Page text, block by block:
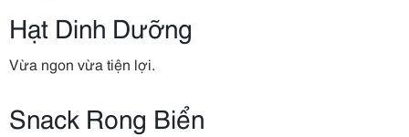
Hạt Dinh Dưỡng
Vừa ngon vừa tiện lợi.
Snack Rong Biển